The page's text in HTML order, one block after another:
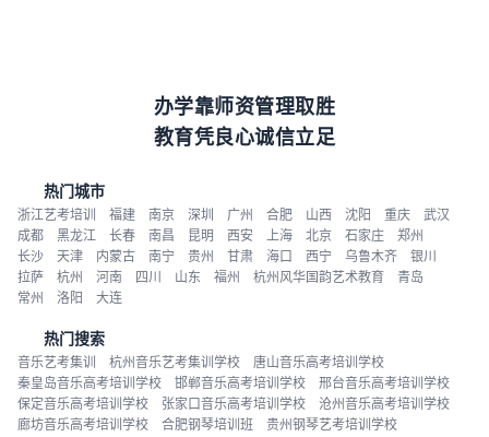
办学靠师资管理取胜
教育凭良心诚信立足
热门城市
浙江艺考培训 福建 南京 深圳 广州 合肥 山西 沈阳 重庆
武汉
成都
黑龙江 长春 南昌 昆明 西安 上海 北京 石家庄
郑州
长沙
天津 内蒙古 南宁 贵州 甘肃 海口 西宁 乌鲁木齐
银川
拉萨
杭州 河南 四川 山东 福州 杭州风华国韵艺术教育
青岛
常州
洛阳 大连
热门搜索
音乐艺考集训 杭州音乐艺考集训学校
唐山音乐高考培训学校
秦皇岛音乐高考培训学校
邯郸音乐高考培训学校
邢台音乐高考培训学校
保定音乐高考培训学校
张家口音乐高考培训学校
沧州音乐高考培训学校
廊坊音乐高考培训学校
合肥钢琴培训班
贵州钢琴艺考培训学校